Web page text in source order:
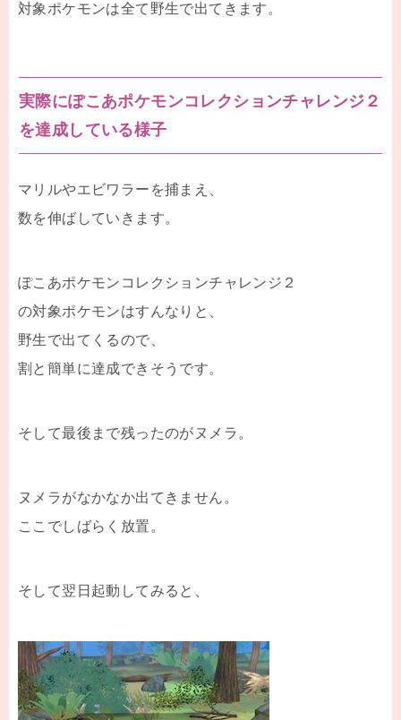
対象ポケモンは全て野生で出てきます。
実際にぽこあポケモンコレクションチャレンジ２
を達成している様子
マリルやエビワラーを捕まえ、
数を伸ばしていきます。
ぽこあポケモンコレクションチャレンジ２
の対象ポケモンはすんなりと、
野生で出てくるので、
割と簡単に達成できそうです。
そして最後まで残ったのがヌメラ。
ヌメラがなかなか出てきません。
ここでしばらく放置。
そして翌日起動してみると、